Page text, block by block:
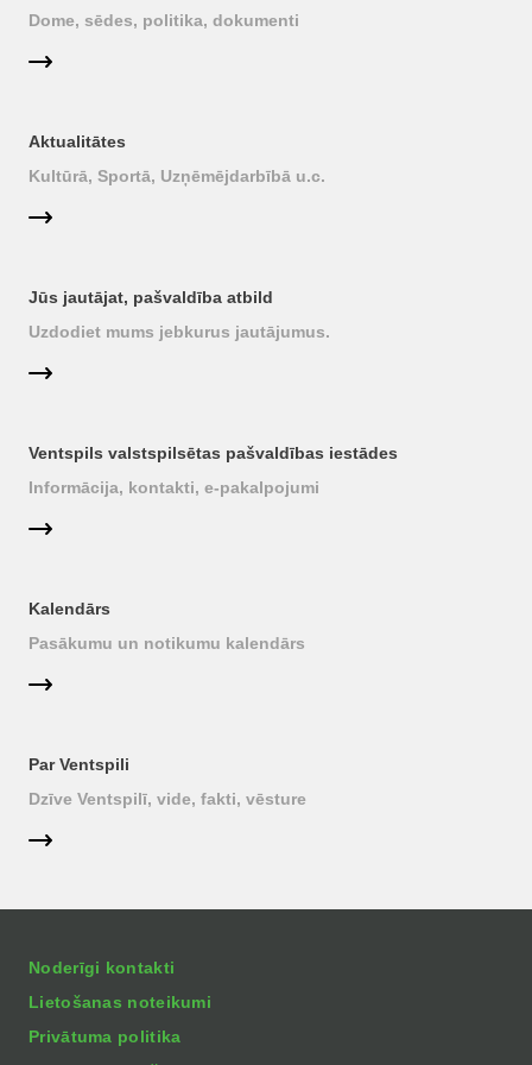
Dome, sēdes, politika, dokumenti
Aktualitātes
Kultūrā, Sportā, Uzņēmējdarbībā u.c.
Jūs jautājat, pašvaldība atbild
Uzdodiet mums jebkurus jautājumus.
Ventspils valstspilsētas pašvaldības iestādes
Informācija, kontakti, e-pakalpojumi
Kalendārs
Pasākumu un notikumu kalendārs
Par Ventspili
Dzīve Ventspilī, vide, fakti, vēsture
Noderīgi kontakti
Lietošanas noteikumi
Privātuma politika